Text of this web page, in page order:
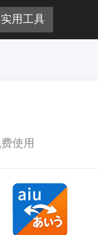
实用工具
使用